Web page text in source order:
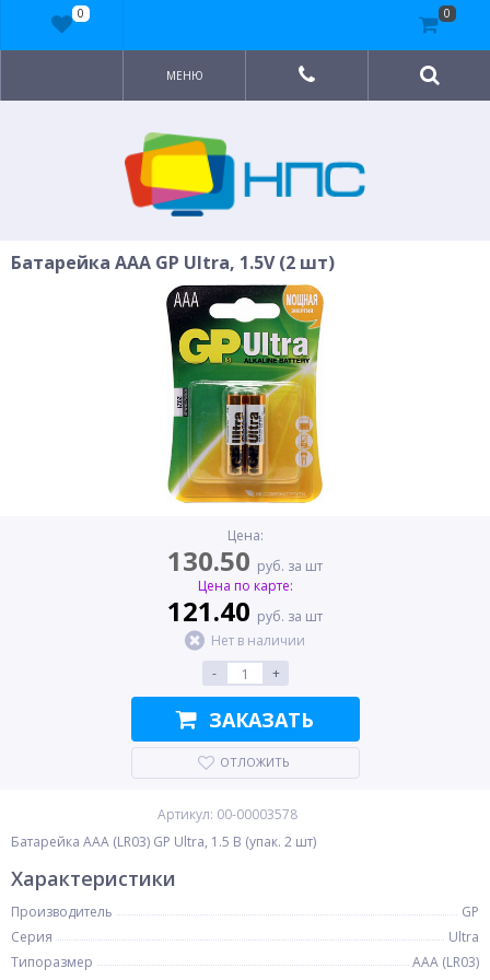
МЕНЮ
Батарейка AAA GP Ultra, 1.5V (2 шт)
Цена:
130.50 руб. за шт
Цена по карте:
121.40 руб. за шт
Нет в наличии
-
+
ЗАКАЗАТЬ
ОТЛОЖИТЬ
Артикул: 00-00003578
Батарейка AAA (LR03) GP Ultra, 1.5 В (упак. 2 шт)
Характеристики
Производитель
GP
Серия
Ultra
Типоразмер
AAA (LR03)
0 0